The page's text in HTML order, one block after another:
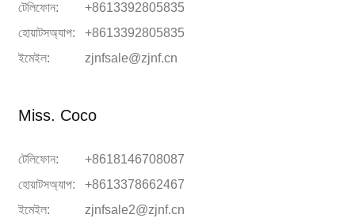
টেলিফোন:
+8613392805835
হোয়াটসঅ্যাপ:
+8613392805835
ইমেইল:
zjnfsale@zjnf.cn
Miss. Coco
টেলিফোন:
+8618146708087
হোয়াটসঅ্যাপ:
+8613378662467
ইমেইল:
zjnfsale2@zjnf.cn